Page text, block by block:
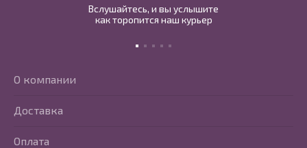
Вслушайтесь, и вы услышите
как торопится наш курьер
О компании
Доставка
Оплата